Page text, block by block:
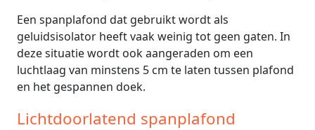
Een spanplafond dat gebruikt wordt als
geluidsisolator heeft vaak weinig tot geen gaten. In
deze situatie wordt ook aangeraden om een
luchtlaag van minstens 5 cm te laten tussen plafond
en het gespannen doek.
Lichtdoorlatend spanplafond